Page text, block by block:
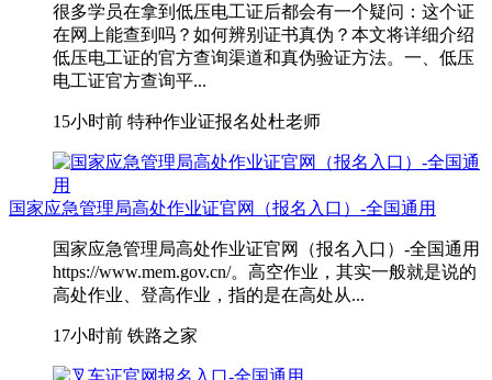
很多学员在拿到低压电工证后都会有一个疑问：这个证
在网上能查到吗？如何辨别证书真伪？本文将详细介绍
低压电工证的官方查询渠道和真伪验证方法。一、低压
电工证官方查询平...
15小时前 特种作业证报名处杜老师
国家应急管理局高处作业证官网（报名入口）-全国通用
国家应急管理局高处作业证官网（报名入口）-全国通用
https://www.mem.gov.cn/。高空作业，其实一般就是说的
高处作业、登高作业，指的是在高处从...
17小时前 铁路之家